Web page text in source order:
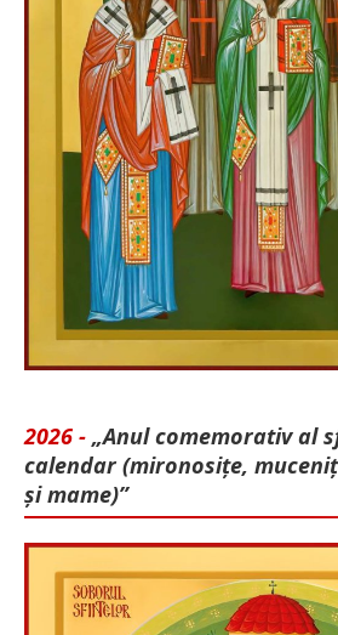
2026 - „Anul comemorativ al
calendar (mironosițe,
și mame)”